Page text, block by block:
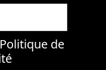
Politique de